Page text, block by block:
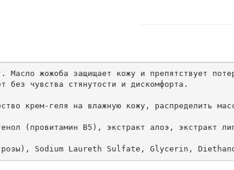
Масло жожоба защищает кожу и препятствует
без чувства стянутости и дискомфорта.
крем-геля на влажную кожу, распределить
(провитамин В5), экстракт алоэ, экстракт
розы), Sodium Laureth Sulfate, Glycerin,